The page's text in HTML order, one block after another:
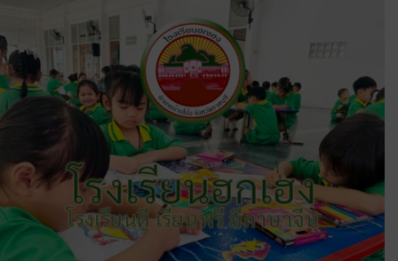
โรงเรียนฮกเฮง
โรงเรียนดี เรียนฟรี มีภาษาจีน